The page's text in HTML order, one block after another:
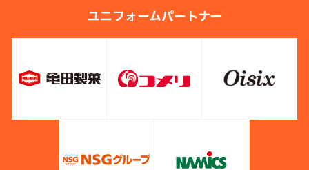
ユニフォームパートナー